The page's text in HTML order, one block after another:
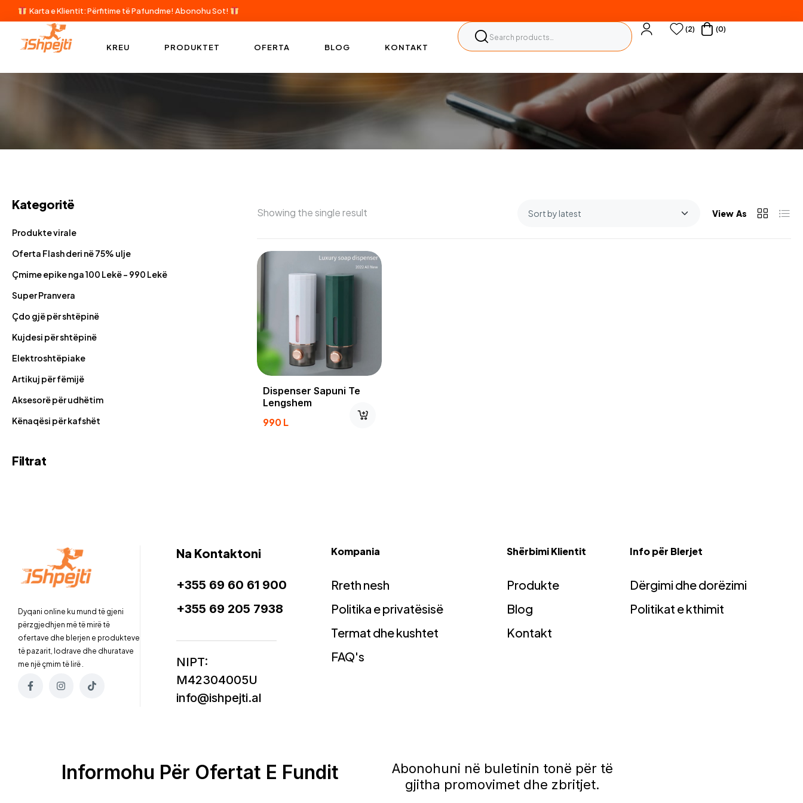
Karta e Klientit: Përfitime të Pafundme! Abonohu Sot!
KREU PRODUKTET OFERTA BLOG KONTAKT
(2) (0)
Showing the single result View As
Dispenser Sapuni Te
Lengshem
990L
Kategoritë
Produkte virale
Oferta Flash deri në 75% ulje
Çmime epike nga 100 Lekë - 990 Lekë
Super Pranvera
Çdo gjë për shtëpinë
Kujdesi për shtëpinë
Elektroshtëpiake
Artikuj për fëmijë
Aksesorë për udhëtim
Kënaqësi për kafshët
Filtrat
Dyqani online ku mund të gjeni
përzgjedhjen më të mirë të
ofertave dhe blerjen e produkteve
të pazarit, lodrave dhe dhuratave
me një çmim të lirë .
Na Kontaktoni
+355 69 60 61 900
+355 69 205 7938
NIPT:
M42304005U
info@ishpejti.al
Kompania
Rreth nesh
Politika e privatësisë
Termat dhe kushtet
FAQ's
Shërbimi Klientit
Produkte
Blog
Kontakt
Info për Blerjet
Dërgimi dhe dorëzimi
Politikat e kthimit
Informohu Për Ofertat E Fundit
Abonohuni në buletinin tonë për të
gjitha promovimet dhe zbritjet.